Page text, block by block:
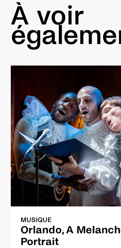
Grand Est – Châlons-en
Eole – Montigny-lès-Metz
Performing arts – Bruxelles
national cirque – Marseille
Co-productions –
– Scène Conventionnée
Palc – Pôle National
en-Champagne (Fr), Cirk
Metz (Fr), Espace
(Fr), UP – Circus &
(Be)
Subventions
Swedish Arts Council (
À voir
MUSIQUE
Orlando, A
Portrait